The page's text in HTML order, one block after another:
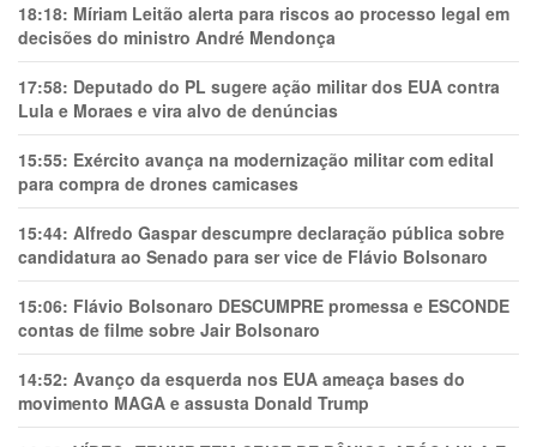
18:18: Míriam Leitão alerta para riscos ao processo legal em
decisões do ministro André Mendonça
17:58: Deputado do PL sugere ação militar dos EUA contra
Lula e Moraes e vira alvo de denúncias
15:55: Exército avança na modernização militar com edital
para compra de drones camicases
15:44: Alfredo Gaspar descumpre declaração pública sobre
candidatura ao Senado para ser vice de Flávio Bolsonaro
15:06: Flávio Bolsonaro DESCUMPRE promessa e ESCONDE
contas de filme sobre Jair Bolsonaro
14:52: Avanço da esquerda nos EUA ameaça bases do
movimento MAGA e assusta Donald Trump